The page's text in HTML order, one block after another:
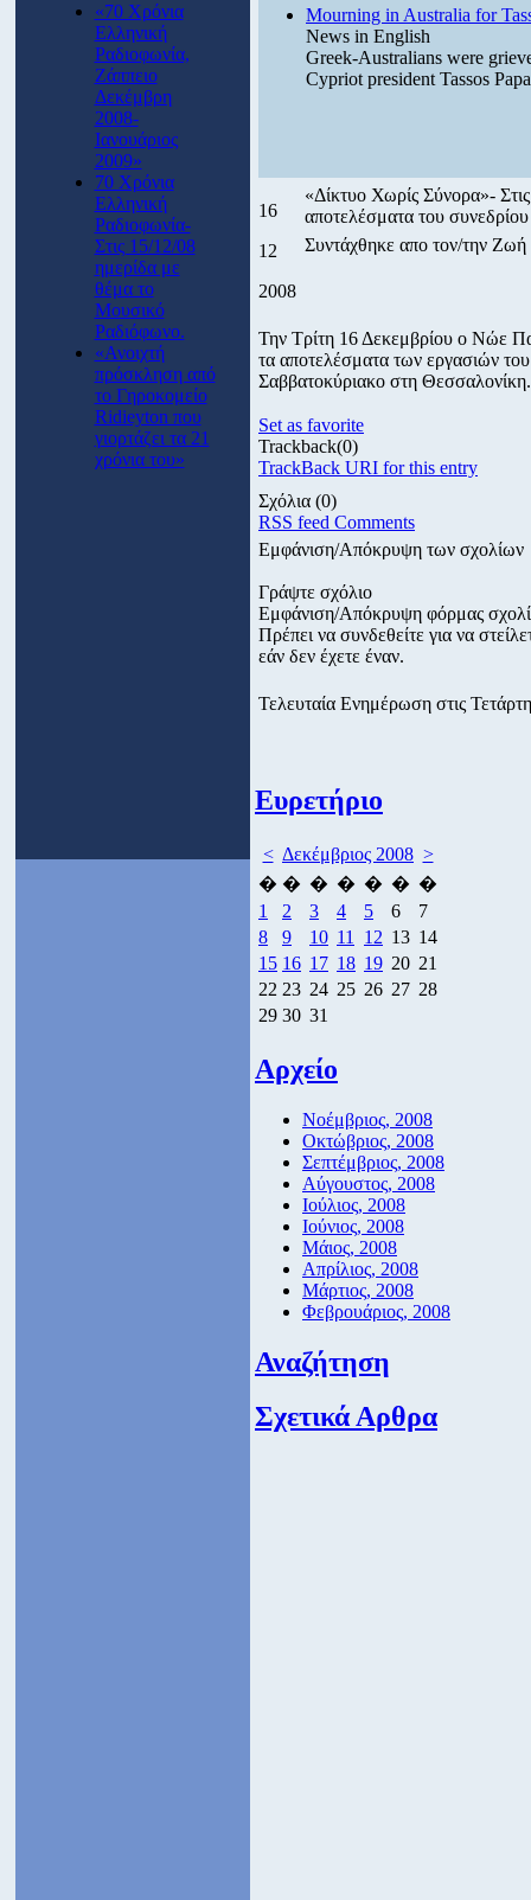
«70 Χρόνια
Ελληνική
Ραδιοφωνία,
Ζάππειο
Δεκέμβρη
2008-
Ιανουάριος
2009»
70 Χρόνια
Ελληνική
Ραδιοφωνία-
Στις 15/12/08
ημερίδα με
θέμα το
Μουσικό
Ραδιόφωνο.
«Ανοιχτή
πρόσκληση από
το Γηροκομείο
Ridieyton που
γιορτάζει τα 21
χρόνια του»
Mourning in Australia for
News in English
Greek-Australians were
Cypriot president Tassos
16
12
2008
«Δίκτυο Χωρίς Σύνορα»-
αποτελέσματα του
Συντάχθηκε απο τον/την
Την Τρίτη 16 Δεκεμβρίου ο Νώε
τα αποτελέσματα των εργασιών
Σαββατοκύριακο στη Θεσσαλονίκη.
Set as favorite
Trackback(0)
TrackBack URI for this entry
Σχόλια (0)
RSS feed Comments
Εμφάνιση/Απόκρυψη των σχολίων
Γράψτε σχόλιο
Εμφάνιση/Απόκρυψη φόρμας
Πρέπει να συνδεθείτε για να
εάν δεν έχετε έναν.
Τελευταία Ενημέρωση στις
Ευρετήριο
< Δεκέμβριος 2008 >
� � � � � � �
1
2 3 4 5 6
7
8
9 10 11 12 13 14
15 16 17 18 19 20 21
22 23 24 25 26 27 28
29 30 31
Αρχείο
Νοέμβριος, 2008
Οκτώβριος, 2008
Σεπτέμβριος, 2008
Αύγουστος, 2008
Ιούλιος, 2008
Ιούνιος, 2008
Μάιος, 2008
Απρίλιος, 2008
Μάρτιος, 2008
Φεβρουάριος, 2008
Αναζήτηση
Σχετικά Αρθρα